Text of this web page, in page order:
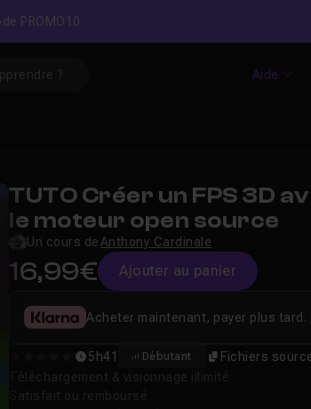
PROMO10
Aide
TUTO Créer un FPS 3D
le moteur open source
Un cours de Anthony Cardinale
16,99€ Ajouter au panier
5h41 Débutant Fichiers
Acheter maintenant, payer plus tard.